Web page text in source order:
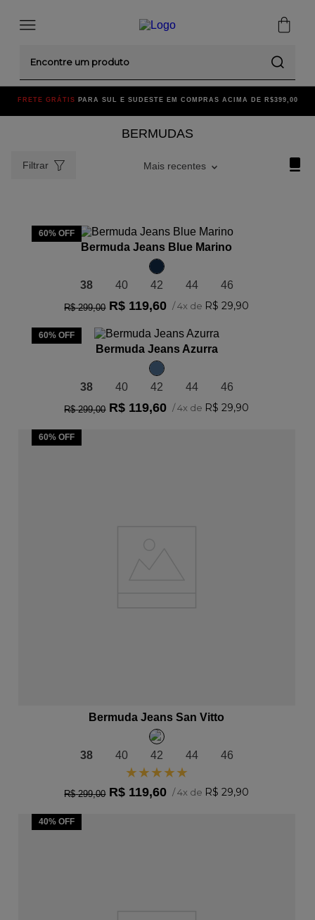
FRETE GRÁTIS PARA SUL E SUDESTE EM COMPRAS ACIMA DE R$399,00
BERMUDAS
Filtrar Mais recentes
60% OFF
Bermuda Jeans Blue Marino
38 40 42 44 46
R$ 299,00 R$ 119,60 /4x de R$ 29,90
60% OFF
ADICIONAR AO CARRINHO
Bermuda Jeans Azurra
38 40 42 44 46
R$ 299,00 R$ 119,60 /4x de R$ 29,90
60% OFF
Bermuda Jeans San Vitto
38 40 42 44 46
★★★★★
R$ 299,00 R$ 119,60 /4x de R$ 29,90
40% OFF